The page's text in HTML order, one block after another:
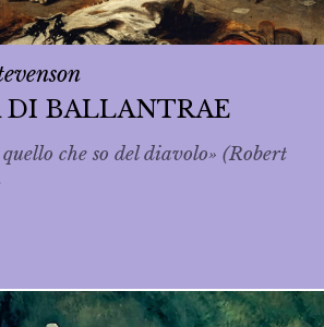
DI BALLANTRAE
che so del diavolo» (Robert